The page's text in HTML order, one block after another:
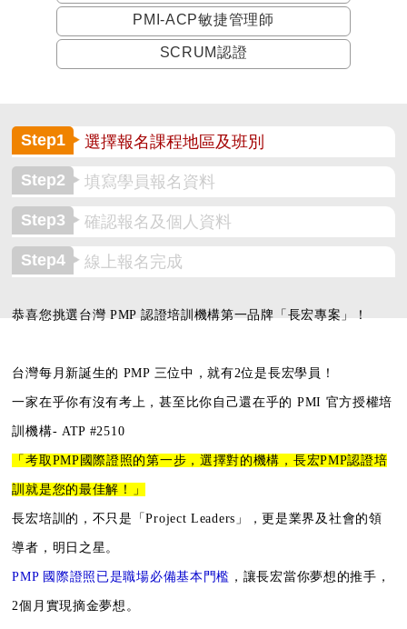
PMI-ACP敏捷管理師
SCRUM認證
Step1 選擇報名課程地區及班別
Step2 填寫學員報名資料
Step3 確認報名及個人資料
Step4 線上報名完成
恭喜您挑選台灣 PMP 認證培訓機構第一品牌「長宏專案」！
台灣每月新誕生的 PMP 三位中，就有2位是長宏學員！
一家在乎你有沒有考上，甚至比你自己還在乎的 PMI 官方授權培
訓機構- ATP #2510
「考取PMP國際證照的第一步， 選擇對的機構，長宏PMP認證培
訓就是您的最佳解！」
長宏培訓的，不只是「Project Leaders」，更是業界及社會的領
導者，明日之星。
PMP 國際證照已是職場必備基本門檻 ，讓長宏當你夢想的推手，
2個月實現摘金夢想。